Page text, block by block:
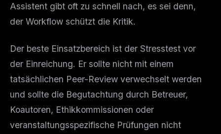
Assistent gibt oft zu schnell nach, es sei denn,
der Workflow schützt die Kritik.
Der beste Einsatzbereich ist der Stresstest vor
der Einreichung. Er sollte nicht mit einem
tatsächlichen Peer-Review verwechselt werden
und sollte die Begutachtung durch Betreuer,
Koautoren, Ethikkommissionen oder
veranstaltungsspezifische Prüfungen nicht